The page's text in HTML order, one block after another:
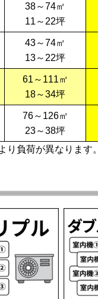
38～74㎡
11～22坪
43～74㎡
13～22坪
61～111㎡
18～34坪
76～126㎡
23～38坪
負荷が異なります。